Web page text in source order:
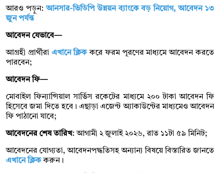
আরও পড়ুন:আনসার-ভিডিপি উন্নয়ন ব্যাংকে বড় নিয়োগ, আবেদন ১৩
জুন পর্যন্ত
আবেদন যেভাবে—
আগ্রহী প্রার্থীরা এখানে ক্লিককরে ফরম পূরণের মাধ্যমে আবেদন করতে
পারবেন;
আবেদন ফি—
মোবাইল ফিন্যান্সিয়াল সার্ভিস রকেটের মাধ্যমে ২০০ টাকা আবেদন ফি
হিসেবে জমা দিতে হবে। এছাড়া এজেন্ট অ্যাকাউন্টের মাধ্যমেও আবেদন
ফি পাঠানো যাবে;
আবেদনের শেষ তারিখ: আগামী ২ জুলাই ২০২৬, রাত ১১টা ৫৯ মিনিট;
আবেদনের যোগ্যতা, আবেদনপদ্ধতিসহ অন্যান্য বিষয়ে বিস্তারিত জানতে
এখানে ক্লিককরুন।